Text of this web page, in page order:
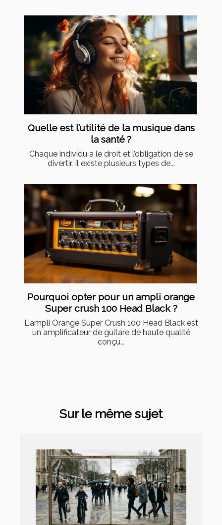
Quelle est l’utilité de la musique dans
la santé ?
Chaque individu a le droit et l’obligation de se
divertir. Il existe plusieurs types de...
Pourquoi opter pour un ampli orange
Super crush 100 Head Black ?
L'ampli Orange Super Crush 100 Head Black est
un amplificateur de guitare de haute qualité
conçu...
Sur le même sujet